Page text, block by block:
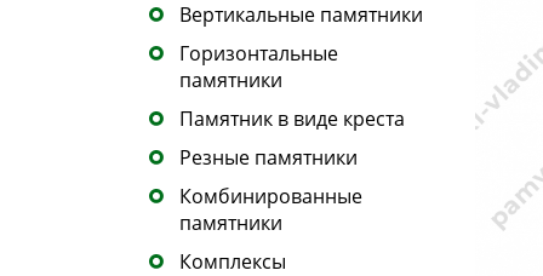
Вертикальные памятники
Горизонтальные
памятники
Памятник в виде креста
Резные памятники
Комбинированные
памятники
Комплексы